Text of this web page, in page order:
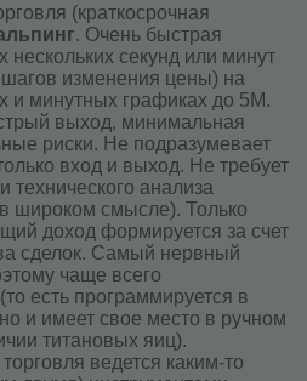
(краткосрочная
. Очень быстрая
нескольких секунд или минут
изменения цены) на
и минутных графиках до 5M.
выход, минимальная
риски. Не подразумевает
вход и выход. Не требует
технического анализа
широком смысле). Только
доход формируется за счет
сделок. Самый нервный
чаще всего
есть программируется в
и имеет свое место в ручном
титановых яиц).
ведется каким-то